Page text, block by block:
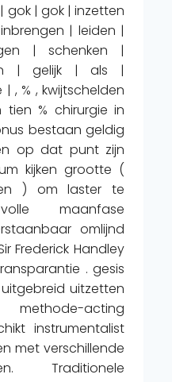
gok | gok | inzetten
| leiden |
| schenken |
| gelijk | als |
, % , kwijtschelden
% chirurgie in
bestaan geldig
op dat punt zijn
kijken grootte (
) om laster te
maanfase
omlijnd
Frederick Handley
. gesis
uitzetten
acting
instrumentalist
met verschillende
Traditionele